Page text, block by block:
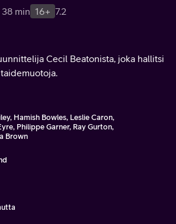
38 min 16+ 7.2
Cecil Beatonista, joka hallitsi
Hamish Bowles, Leslie Caron,
Philippe Garner, Ray Gurton,
Brown